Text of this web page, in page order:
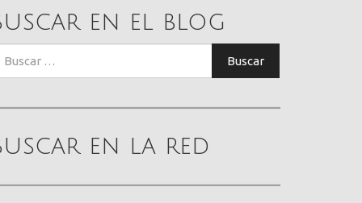
en el blog
Buscar
en la red